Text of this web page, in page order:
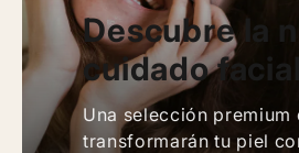
Descubre la
cuidado facial
Una selección
transformarán tu piel